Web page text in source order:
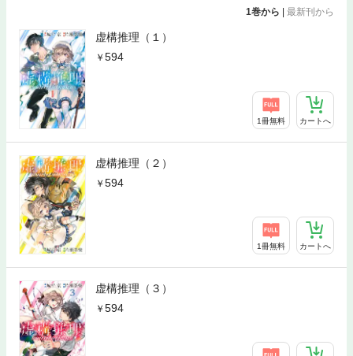
1巻から 最新刊から
虚構推理（１）
594
1冊無料 カートへ
虚構推理（２）
594
1冊無料 カートへ
虚構推理（３）
594